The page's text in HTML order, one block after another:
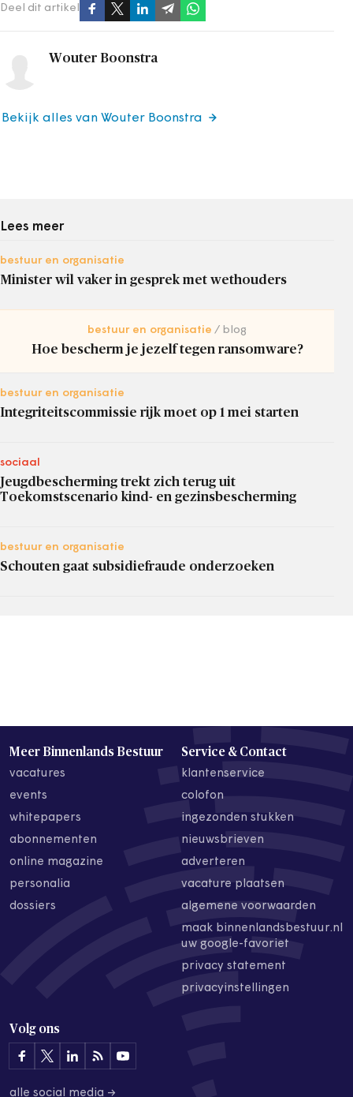
Deel dit artikel
Wouter Boonstra
Bekijk alles van Wouter Boonstra
Lees meer
bestuur en organisatie
Minister wil vaker in gesprek met wethouders
bestuur en organisatie blog
Hoe bescherm je jezelf tegen ransomware?
bestuur en organisatie
Integriteitscommissie rijk moet op 1 mei starten
sociaal
Jeugdbescherming trekt zich terug uit
Toekomstscenario kind- en gezinsbescherming
bestuur en organisatie
Schouten gaat subsidiefraude onderzoeken
Meer Binnenlands Bestuur
vacatures
events
whitepapers
abonnementen
online magazine
personalia
dossiers
Service & Contact
klantenservice
colofon
ingezonden stukken
nieuwsbrieven
adverteren
vacature plaatsen
algemene voorwaarden
maak binnenlandsbestuur.nl
uw google-favoriet
privacy statement
privacyinstellingen
Volg ons
alle social media →